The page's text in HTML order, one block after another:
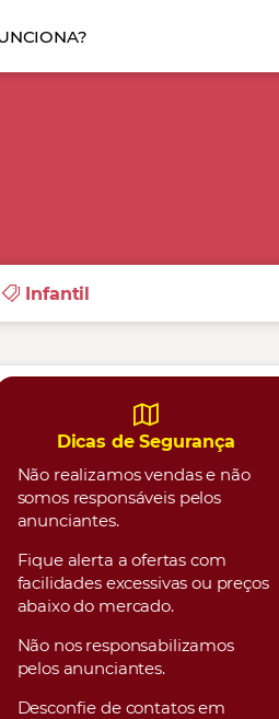
Infantil
Dicas de Segurança
Não realizamos vendas e não
somos responsáveis pelos
anunciantes.
Fique alerta a ofertas com
facilidades excessivas ou preços
abaixo do mercado.
Não nos responsabilizamos
pelos anunciantes.
Desconfie de contatos em